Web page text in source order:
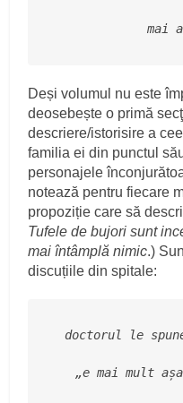
mai
Deși volumul nu este
deosebește o primă
descriere/istorisire a
familia ei din punctul
personajele
notează pentru fiecare
propoziție care să
Tufele de bujori sunt
mai întâmplă nimic.)
discuțiile din spitale:
doctorul le
„e mai mult